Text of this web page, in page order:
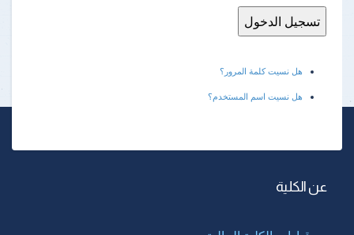
هل نسيت كلمة المرور؟
هل نسيت اسم المستخدم؟
عن الكلية